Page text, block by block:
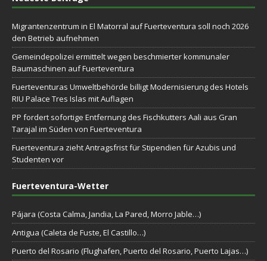
Migrantenzentrum in El Matorral auf Fuerteventura soll noch 2026
den Betrieb aufnehmen
Gemeindepolizei ermittelt wegen beschmierter kommunaler
Baumaschinen auf Fuerteventura
Fuerteventuras Umweltbehörde billigt Modernisierung des Hotels
RIU Palace Tres Islas mit Auflagen
PP fordert sofortige Entfernung des Fischkutters Aali aus Gran
Tarajal im Süden von Fuerteventura
Fuerteventura zieht Antragsfrist für Stipendien für Azubis und
Studenten vor
Fuerteventura-Wetter
Pájara (Costa Calma, Jandia, La Pared, Morro Jable…)
Antigua (Caleta de Fuste, El Castillo…)
Puerto del Rosario (Flughafen, Puerto del Rosario, Puerto Lajas…)